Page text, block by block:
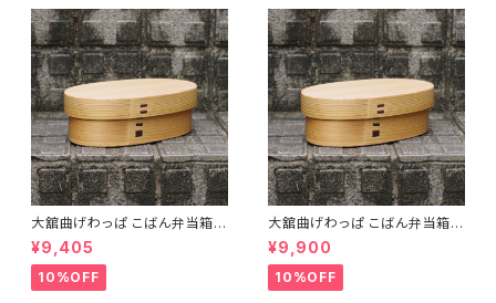
大舘曲げわっぱ こばん弁当箱
（小） りょうび庵 秋田県大舘市
【伝統的工芸品】【民藝品】【ギフ
ト プレゼント】【父の日 お誕生
日】
¥9,405
10%OFF
大舘曲げわっぱ こばん弁当箱
（中） りょうび庵 秋田県大舘市
【伝統的工芸品】【民藝品】【ギフ
ト プレゼント】【父の日 お誕生
日】
¥9,900
10%OFF